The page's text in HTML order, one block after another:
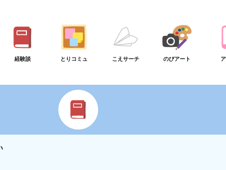
経験談 とりコミュ こえサーチ のびアート